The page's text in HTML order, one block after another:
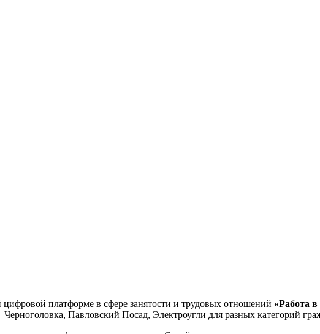
платформе в сфере занятости и трудовых отношений «Работа в
Павловский Посад, Электроугли для разных категорий